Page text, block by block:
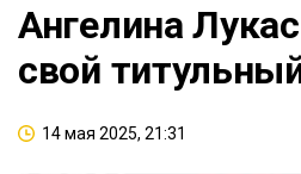
Ангелина
свой
14 мая 2025, 21:31